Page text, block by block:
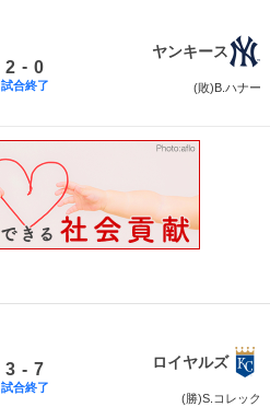
2 - 0
試合終了
ヤンキース
(敗)B.ハナー
3 - 7
試合終了
ロイヤルズ
(勝)S.コレック